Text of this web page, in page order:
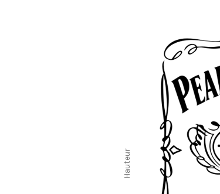
Hauteur